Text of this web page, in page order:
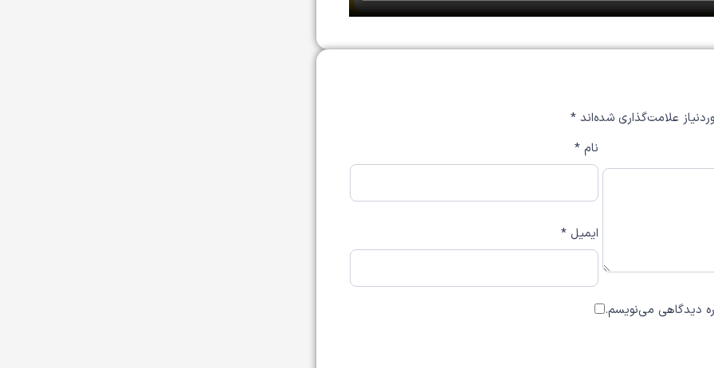
علامت‌گذاری شده‌اند *
نام *
ایمیل *
دیدگاهی می‌نویسم.